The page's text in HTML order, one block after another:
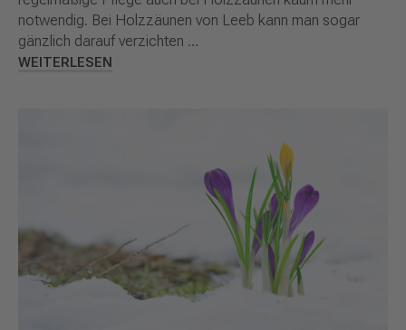
notwendig. Bei Holzzäunen von Leeb kann man sogar
gänzlich darauf verzichten …
WEITERLESEN